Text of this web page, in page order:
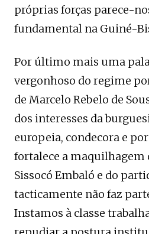
próprias forças parece-
fundamental na Guiné-
Por último mais uma
vergonhoso do regime
de Marcelo Rebelo de
dos interesses da
europeia, condecora e
fortalece a maquilhagem
Sissocó Embaló e do
tacticamente não faz
Instamos à classe